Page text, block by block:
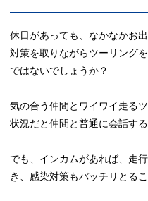
休日があっても、なかなかお
対策を取りながらツーリング
ではないでしょうか？
気の合う仲間とワイワイ走る
状況だと仲間と普通に会話す
でも、インカムがあれば、走
き、感染対策もバッチリとる